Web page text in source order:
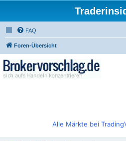
FAQ
Foren-Übersicht
Alle Märkte bei